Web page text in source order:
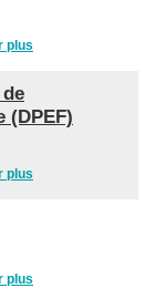
plus
(DPEF)
plus
plus